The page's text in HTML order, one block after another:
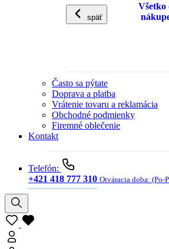
späť
Všetko
Často sa pýtate
Doprava a platba
Vrátenie tovaru a reklamácia
Obchodné podmienky
Firemné oblečenie
Kontakt
Telefón:
+421 418 777 310 Otváracia doba: (Po-